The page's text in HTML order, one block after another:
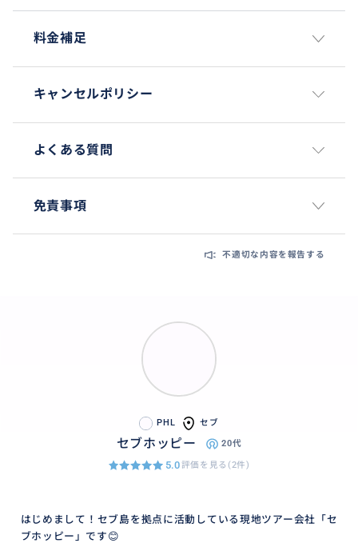
料金補足
キャンセルポリシー
よくある質問
免責事項
不適切な内容を報告する
PHL セブ
セブホッピー 20代
5.0評価を見る(2件)
はじめまして！セブ島を拠点に活動している現地ツアー会社「セ
ブホッピー」です😊